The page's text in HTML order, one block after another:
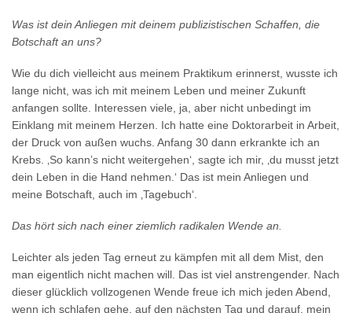
Was ist dein Anliegen mit deinem publizistischen Schaffen, die
Botschaft an uns?
Wie du dich vielleicht aus meinem Praktikum erinnerst, wusste ich
lange nicht, was ich mit meinem Leben und meiner Zukunft
anfangen sollte. Interessen viele, ja, aber nicht unbedingt im
Einklang mit meinem Herzen. Ich hatte eine Doktorarbeit in Arbeit,
der Druck von außen wuchs. Anfang 30 dann erkrankte ich an
Krebs. ‚So kann’s nicht weitergehen‘, sagte ich mir, ‚du musst jetzt
dein Leben in die Hand nehmen.‘ Das ist mein Anliegen und
meine Botschaft, auch im ‚Tagebuch‘.
Das hört sich nach einer ziemlich radikalen Wende an.
Leichter als jeden Tag erneut zu kämpfen mit all dem Mist, den
man eigentlich nicht machen will. Das ist viel anstrengender. Nach
dieser glücklich vollzogenen Wende freue ich mich jeden Abend,
wenn ich schlafen gehe, auf den nächsten Tag und darauf, mein